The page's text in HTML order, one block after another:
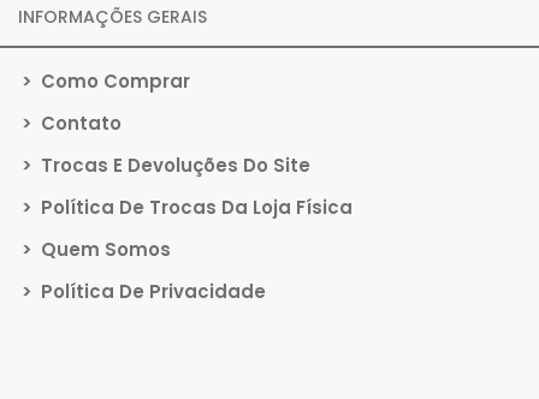
INFORMAÇÕES GERAIS
> Como Comprar
> Contato
> Trocas E Devoluções Do Site
> Política De Trocas Da Loja Física
> Quem Somos
> Política De Privacidade